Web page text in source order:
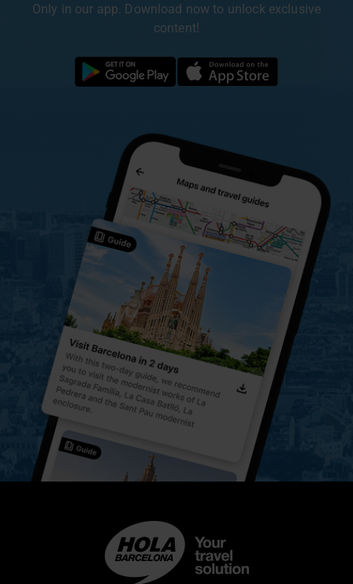
Only in our app. Download now to unlock exclusive
content!